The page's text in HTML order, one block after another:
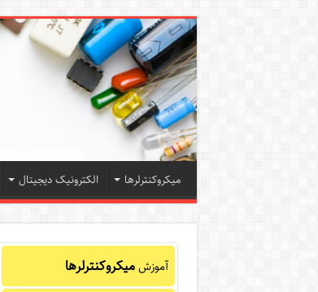
میکروکنترلرها الکترونیک دیجیتال
آموزشمیکروکنترلرها